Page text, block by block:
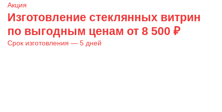
Акция
Изготовление стеклянных витрин
по выгодным ценам от 8 500 ₽
Срок изготовления — 5 дней